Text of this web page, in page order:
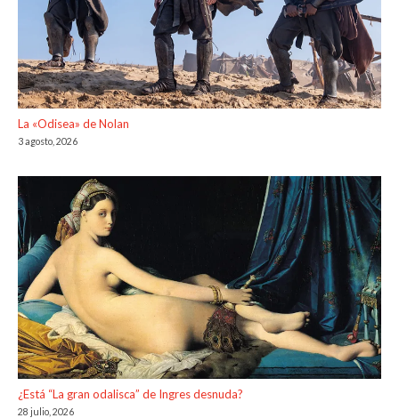
La «Odisea» de Nolan
3 agosto, 2026
¿Está “La gran odalisca” de Ingres desnuda?
28 julio, 2026